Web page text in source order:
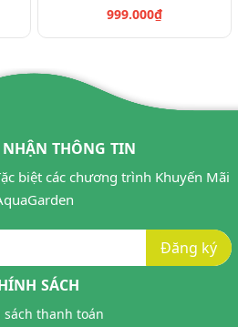
999.000₫
THÔNG TIN
biệt các chương trình Khuyến Mãi
Đăng ký
SÁCH
sách thanh toán